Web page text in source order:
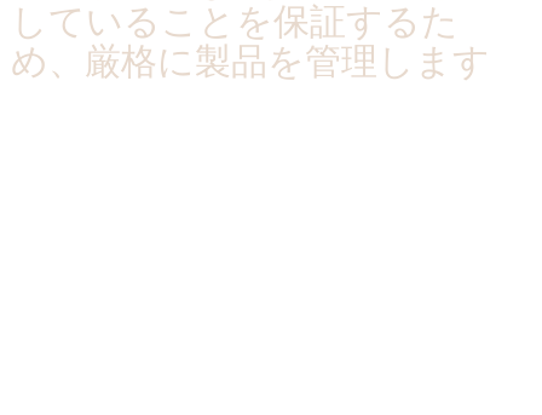
していることを保証するた
め、厳格に製品を管理します